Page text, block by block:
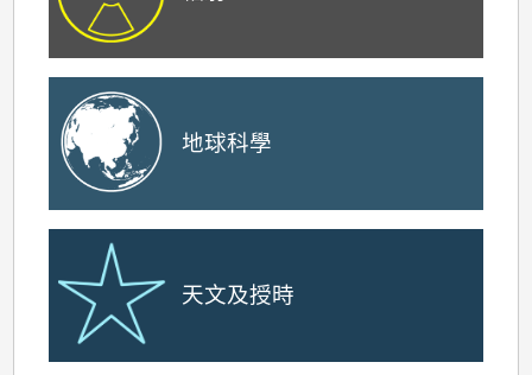
地球科學
天文及授時